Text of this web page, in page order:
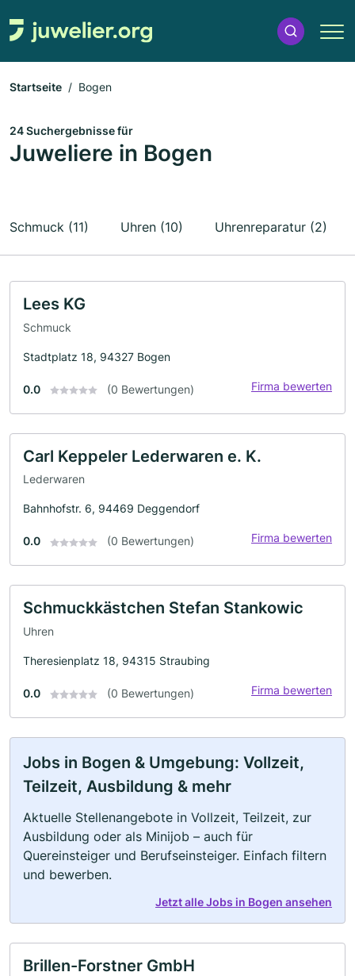
Startseite Bogen
24 Suchergebnisse für
Juweliere in Bogen
Schmuck (11) Uhren (10) Uhrenreparatur (2)
Lees KG
Schmuck
Stadtplatz 18, 94327 Bogen
0.0 (0 Bewertungen) Firma bewerten
Carl Keppeler Lederwaren e. K.
Lederwaren
Bahnhofstr. 6, 94469 Deggendorf
0.0 (0 Bewertungen) Firma bewerten
Schmuckkästchen Stefan Stankowic
Uhren
Theresienplatz 18, 94315 Straubing
0.0 (0 Bewertungen) Firma bewerten
Jobs in Bogen & Umgebung: Vollzeit,
Teilzeit, Ausbildung & mehr
Aktuelle Stellenangebote in Vollzeit, Teilzeit, zur
Ausbildung oder als Minijob – auch für
Quereinsteiger und Berufseinsteiger. Einfach filtern
und bewerben.
Jetzt alle Jobs in Bogen ansehen
Brillen-Forstner GmbH